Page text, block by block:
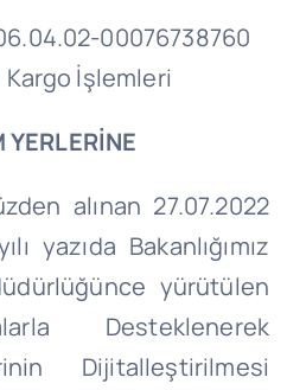
00076738760
Kargo İşlemleri
alınan 27.07.2022
yazıda Bakanlığımız
yürütülen
Desteklenerek
Dijitalleştirilmesi